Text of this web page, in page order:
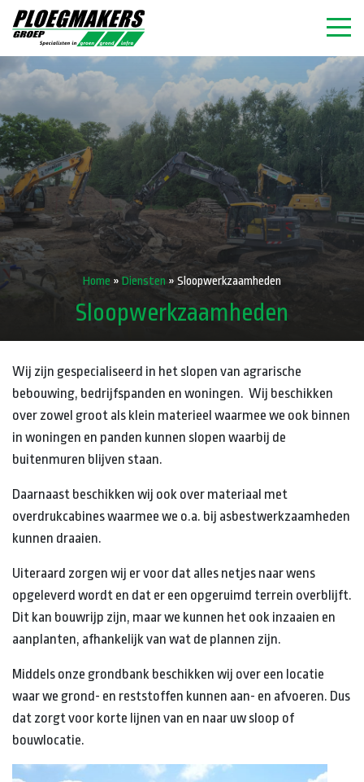
Home » Diensten » Sloopwerkzaamheden
Sloopwerkzaamheden
Wij zijn gespecialiseerd in het slopen van agrarische
bebouwing, bedrijfspanden en woningen. Wij beschikken
over zowel groot als klein materieel waarmee we ook binnen
in woningen en panden kunnen slopen waarbij de
buitenmuren blijven staan.
Daarnaast beschikken wij ook over materiaal met
overdrukcabines waarmee we o.a. bij asbestwerkzaamheden
kunnen draaien.
Uiteraard zorgen wij er voor dat alles netjes naar wens
opgeleverd wordt en dat er een opgeruimd terrein overblijft.
Dit kan bouwrijp zijn, maar we kunnen het ook inzaaien en
aanplanten, afhankelijk van wat de plannen zijn.
Middels onze grondbank beschikken wij over een locatie
waar we grond- en reststoffen kunnen aan- en afvoeren. Dus
dat zorgt voor korte lijnen van en naar uw sloop of
bouwlocatie.